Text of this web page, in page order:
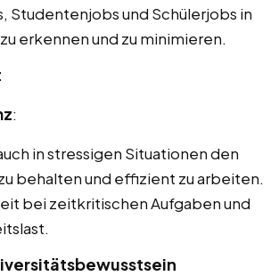
Studentenjobs und Schülerjobs in
erkennen und zu minimieren.
:
in stressigen Situationen den
behalten und effizient zu arbeiten.
bei zeitkritischen Aufgaben und